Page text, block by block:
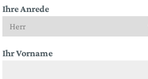
Ihre Anrede
Ihr Vorname